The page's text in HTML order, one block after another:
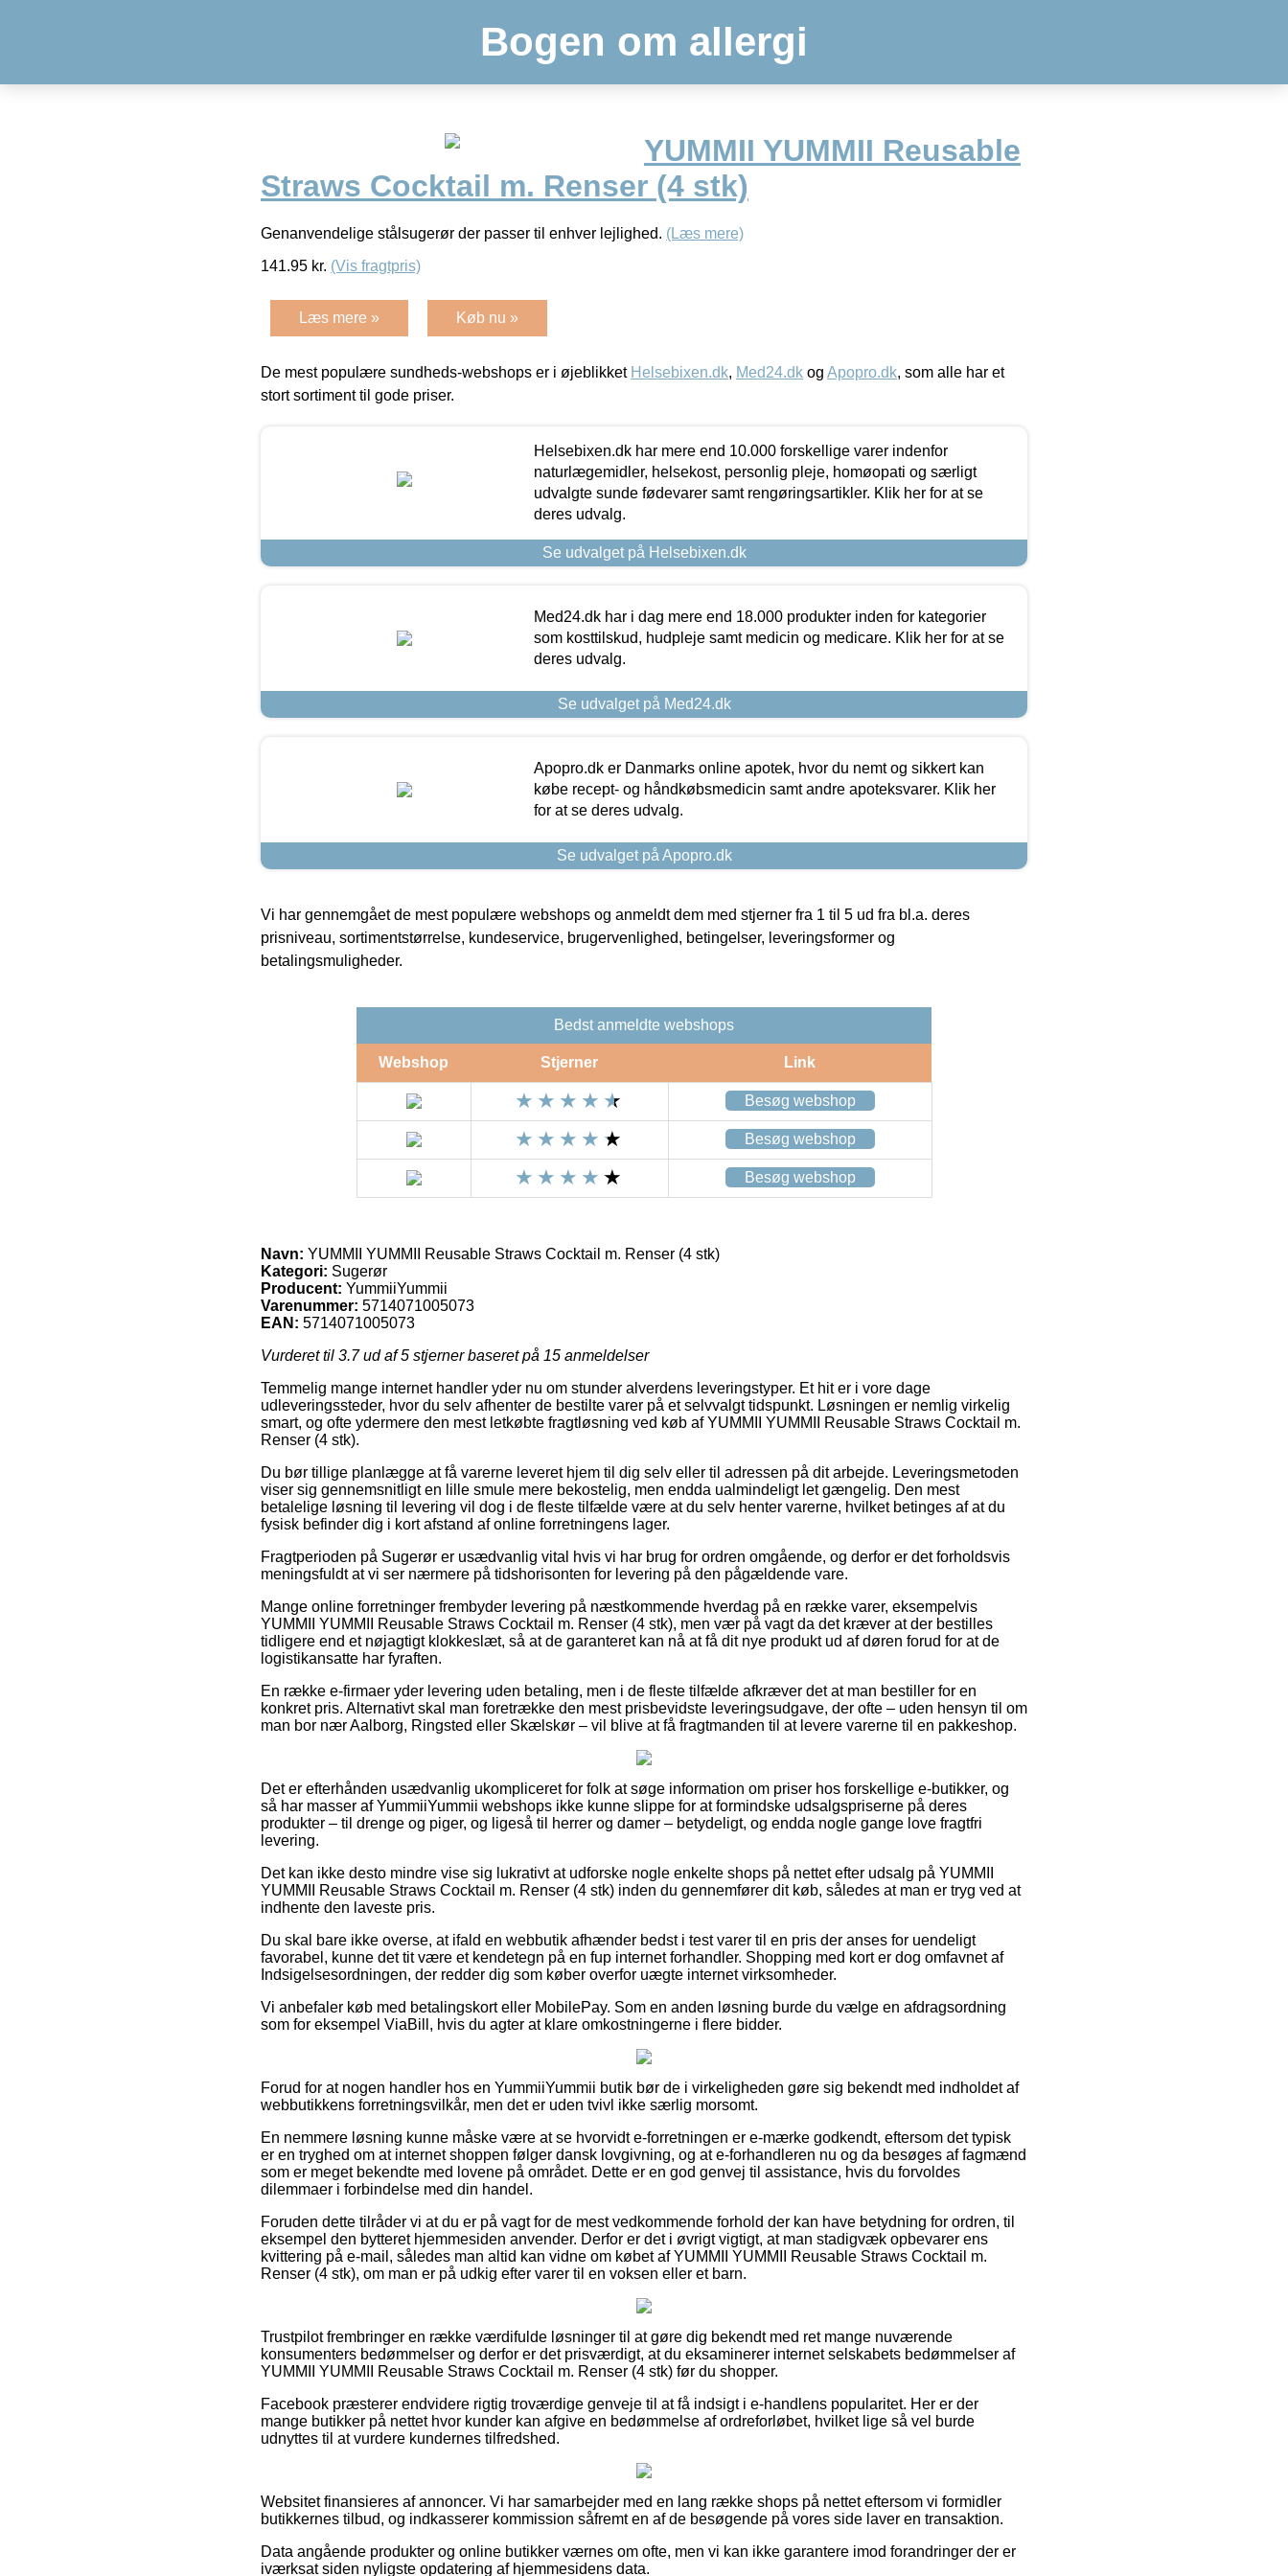
Bogen om allergi
YUMMII YUMMII Reusable
Straws Cocktail m. Renser (4 stk)
Genanvendelige stålsugerør der passer til enhver lejlighed. (Læs mere)
141.95 kr. (Vis fragtpris)
Læs mere » Køb nu »
De mest populære sundheds-webshops er i øjeblikket Helsebixen.dk, Med24.dk og Apopro.dk, som alle har et
stort sortiment til gode priser.
Helsebixen.dk har mere end 10.000 forskellige varer indenfor
naturlægemidler, helsekost, personlig pleje, homøopati og særligt
udvalgte sunde fødevarer samt rengøringsartikler. Klik her for at se
deres udvalg.
Se udvalget på Helsebixen.dk
Med24.dk har i dag mere end 18.000 produkter inden for kategorier
som kosttilskud, hudpleje samt medicin og medicare. Klik her for at se
deres udvalg.
Se udvalget på Med24.dk
Apopro.dk er Danmarks online apotek, hvor du nemt og sikkert kan
købe recept- og håndkøbsmedicin samt andre apoteksvarer. Klik her
for at se deres udvalg.
Se udvalget på Apopro.dk
Vi har gennemgået de mest populære webshops og anmeldt dem med stjerner fra 1 til 5 ud fra bl.a. deres
prisniveau, sortimentstørrelse, kundeservice, brugervenlighed, betingelser, leveringsformer og
betalingsmuligheder.
Bedst anmeldte webshops
Webshop Stjerner Link
Besøg webshop
Besøg webshop
Besøg webshop
Navn: YUMMII YUMMII Reusable Straws Cocktail m. Renser (4 stk)
Kategori: Sugerør
Producent: YummiiYummii
Varenummer: 5714071005073
EAN: 5714071005073
Vurderet til 3.7ud af 5 stjerner baseret på 15 anmeldelser
Temmelig mange internet handler yder nu om stunder alverdens leveringstyper. Et hit er i vore dage
udleveringssteder, hvor du selv afhenter de bestilte varer på et selvvalgt tidspunkt. Løsningen er nemlig virkelig
smart, og ofte ydermere den mest letkøbte fragtløsning ved køb af YUMMII YUMMII Reusable Straws Cocktail m.
Renser (4 stk).
Du bør tillige planlægge at få varerne leveret hjem til dig selv eller til adressen på dit arbejde. Leveringsmetoden
viser sig gennemsnitligt en lille smule mere bekostelig, men endda ualmindeligt let gængelig. Den mest
betalelige løsning til levering vil dog i de fleste tilfælde være at du selv henter varerne, hvilket betinges af at du
fysisk befinder dig i kort afstand af online forretningens lager.
Fragtperioden på Sugerør er usædvanlig vital hvis vi har brug for ordren omgående, og derfor er det forholdsvis
meningsfuldt at vi ser nærmere på tidshorisonten for levering på den pågældende vare.
Mange online forretninger frembyder levering på næstkommende hverdag på en række varer, eksempelvis
YUMMII YUMMII Reusable Straws Cocktail m. Renser (4 stk), men vær på vagt da det kræver at der bestilles
tidligere end et nøjagtigt klokkeslæt, så at de garanteret kan nå at få dit nye produkt ud af døren forud for at de
logistikansatte har fyraften.
En række e-firmaer yder levering uden betaling, men i de fleste tilfælde afkræver det at man bestiller for en
konkret pris. Alternativt skal man foretrække den mest prisbevidste leveringsudgave, der ofte – uden hensyn til om
man bor nær Aalborg, Ringsted eller Skælskør – vil blive at få fragtmanden til at levere varerne til en pakkeshop.
Det er efterhånden usædvanlig ukompliceret for folk at søge information om priser hos forskellige e-butikker, og
så har masser af YummiiYummii webshops ikke kunne slippe for at formindske udsalgspriserne på deres
produkter – til drenge og piger, og ligeså til herrer og damer – betydeligt, og endda nogle gange love fragtfri
levering.
Det kan ikke desto mindre vise sig lukrativt at udforske nogle enkelte shops på nettet efter udsalg på YUMMII
YUMMII Reusable Straws Cocktail m. Renser (4 stk) inden du gennemfører dit køb, således at man er tryg ved at
indhente den laveste pris.
Du skal bare ikke overse, at ifald en webbutik afhænder bedst i test varer til en pris der anses for uendeligt
favorabel, kunne det tit være et kendetegn på en fup internet forhandler. Shopping med kort er dog omfavnet af
Indsigelsesordningen, der redder dig som køber overfor uægte internet virksomheder.
Vi anbefaler køb med betalingskort eller MobilePay. Som en anden løsning burde du vælge en afdragsordning
som for eksempel ViaBill, hvis du agter at klare omkostningerne i flere bidder.
Forud for at nogen handler hos en YummiiYummii butik bør de i virkeligheden gøre sig bekendt med indholdet af
webbutikkens forretningsvilkår, men det er uden tvivl ikke særlig morsomt.
En nemmere løsning kunne måske være at se hvorvidt e-forretningen er e-mærke godkendt, eftersom det typisk
er en tryghed om at internet shoppen følger dansk lovgivning, og at e-forhandleren nu og da besøges af fagmænd
som er meget bekendte med lovene på området. Dette er en god genvej til assistance, hvis du forvoldes
dilemmaer i forbindelse med din handel.
Foruden dette tilråder vi at du er på vagt for de mest vedkommende forhold der kan have betydning for ordren, til
eksempel den bytteret hjemmesiden anvender. Derfor er det i øvrigt vigtigt, at man stadigvæk opbevarer ens
kvittering på e-mail, således man altid kan vidne om købet af YUMMII YUMMII Reusable Straws Cocktail m.
Renser (4 stk), om man er på udkig efter varer til en voksen eller et barn.
Trustpilot frembringer en række værdifulde løsninger til at gøre dig bekendt med ret mange nuværende
konsumenters bedømmelser og derfor er det prisværdigt, at du eksaminerer internet selskabets bedømmelser af
YUMMII YUMMII Reusable Straws Cocktail m. Renser (4 stk) før du shopper.
Facebook præsterer endvidere rigtig troværdige genveje til at få indsigt i e-handlens popularitet. Her er der
mange butikker på nettet hvor kunder kan afgive en bedømmelse af ordreforløbet, hvilket lige så vel burde
udnyttes til at vurdere kundernes tilfredshed.
Websitet finansieres af annoncer. Vi har samarbejder med en lang række shops på nettet eftersom vi formidler
butikkernes tilbud, og indkasserer kommission såfremt en af de besøgende på vores side laver en transaktion.
Data angående produkter og online butikker værnes om ofte, men vi kan ikke garantere imod forandringer der er
iværksat siden nyligste opdatering af hjemmesidens data.